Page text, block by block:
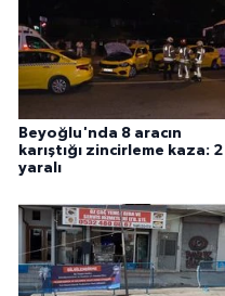
Beyoğlu'nda 8 aracın
karıştığı zincirleme kaza: 2
yaralı